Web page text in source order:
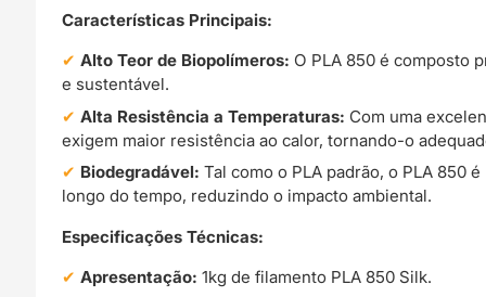
Características Principais:
Alto Teor de Biopolímeros: O PLA 850 é composto
e sustentável.
Alta Resistência a Temperaturas: Com uma
exigem maior resistência ao calor, tornando-o
Biodegradável: Tal como o PLA padrão, o PLA 850
longo do tempo, reduzindo o impacto ambiental.
Especificações Técnicas:
Apresentação: 1kg de filamento PLA 850 Silk.